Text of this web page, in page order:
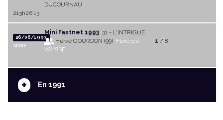
DUCOURNAU
213h26'13
26/06/1993
SERIE
Mini Fastnet 1993 31 - L'INTRIGUE
Hervé GOURDON (99) Florence
VAYSSE
1 / 8
+ En 1991